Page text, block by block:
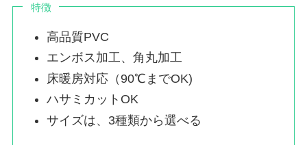
特徴
高品質PVC
エンボス加工、角丸加工
床暖房対応（90℃までOK)
ハサミカットOK
サイズは、3種類から選べる